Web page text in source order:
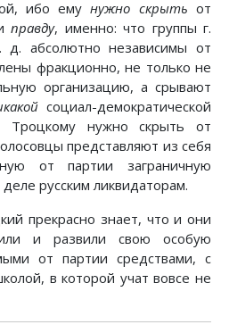
ибо емунужно скрыть от
правду, именно: что группы г.
абсолютно независимы от
фракционно, не только не
организацию, а срывают
социал-демократической
Троцкому нужно скрыть от
представляют из себя
от партии заграничную
русским ликвидаторам.
прекрасно знает, что и они
и развили свою особую
от партии средствами, с
в которой учат вовсе не